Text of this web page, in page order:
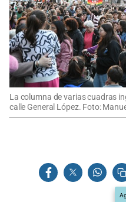
La columna de varias cuadras
calle General López. Foto: